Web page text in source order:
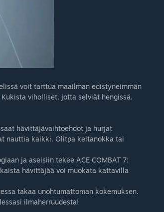
voit tarttua maailman edistyneimmän
viholliset, jotta selviät hengissä.
hävittäjävaihtoehdot ja hurjat
nauttia kaikki. Olitpa keltanokka tai
ja aseisiin tekee ACE COMBAT 7:
hävittäjää voi muokata kattavilla
takaa unohtumattoman kokemuksen.
ilmaherruudesta!